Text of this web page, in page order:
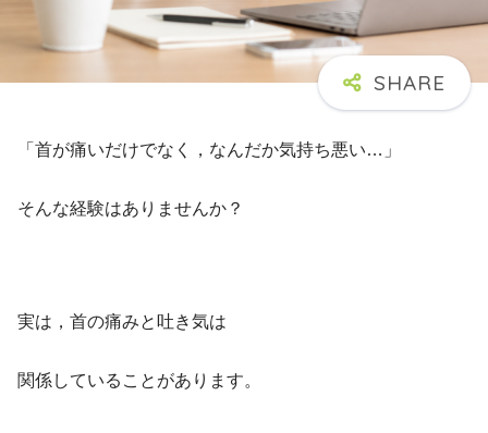
「首が痛いだけでなく，なんだか気持ち悪い…」
そんな経験はありませんか？
実は，首の痛みと吐き気は
関係していることがあります。